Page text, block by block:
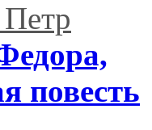
повесть